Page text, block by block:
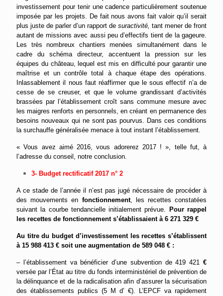
investissement pour tenir une cadence particulièrement soutenue
imposée par les projets. De fait nous avons fait valoir qu’il serait
plus juste de parler d’un rapport de suractivité, tant mener de front
autant de missions avec aussi peu d’effectifs tient de la gageure.
Les très nombreux chantiers menées simultanément dans le
cadre du schéma directeur, accentuent la pression sur les
équipes du château, lequel est mis en difficulté pour garantir une
maîtrise et un contrôle total à chaque étape des opérations.
Inlassablement il nous faut réaffirmer que le sous effectif n’a de
cesse de se creuser, et que le volume grandissant d’activités
brassées par l’établissement croît sans commune mesure avec
les maigres renforts en personnels, en créant en permanence des
besoins nouveaux qui ne sont pas pourvus. Dans ces conditions
la surchauffe généralisée menace à tout instant l’établissement.
« Vous avez aimé 2016, vous adorerez 2017 ! », telle fut, à
l’adresse du conseil, notre conclusion.
3- Budget rectificatif 2017 n° 2
A ce stade de l’année il n’est pas jugé nécessaire de procéder à
des mouvements en fonctionnement, les recettes constatées
suivant la courbe tendancielle initialement prévue.
Pour rappel
les recettes de fonctionnement s’établissaient à 6 271 329 €
Au titre du budget d’investissement les recettes s’établissent
à 15 988 413 € soit une augmentation de 589 048 € :
– l’établissement va bénéficier d’une subvention de 419 421 €
versée par l’État au titre du fonds interministériel de prévention de
la délinquance et de la radicalisation afin d’assurer la sécurisation
des établissements publics (5 M d’ €). L’EPCF va rapidement